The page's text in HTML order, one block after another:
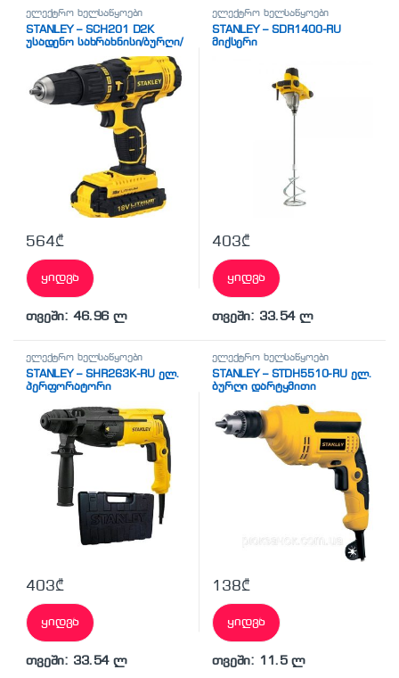
ელექტრო ხელსაწყოები
STANLEY – SCH201 D2K
უსადენო სახრახნისი/ბურღი/
564₾
ყიდვა
თვეში: 46.96 ლ
ელექტრო ხელსაწყოები
STANLEY – SDR1400-RU
მიქსერი
403₾
ყიდვა
თვეში: 33.54 ლ
ელექტრო ხელსაწყოები
STANLEY – SHR263K-RU ელ.
პერფორატორი
403₾
ყიდვა
თვეში: 33.54 ლ
ელექტრო ხელსაწყოები
STANLEY – STDH5510-RU ელ.
ბურღი დარტყმითი
138₾
ყიდვა
თვეში: 11.5 ლ